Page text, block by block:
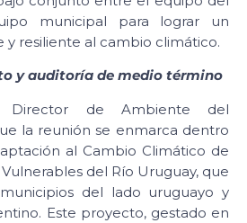
municipal para lograr un
y resiliente al cambio climático.
y auditoría de medio término
Director de Ambiente del
la reunión se enmarca dentro
al Cambio Climático de
del Río Uruguay, que
del lado uruguayo y
Este proyecto, gestado en